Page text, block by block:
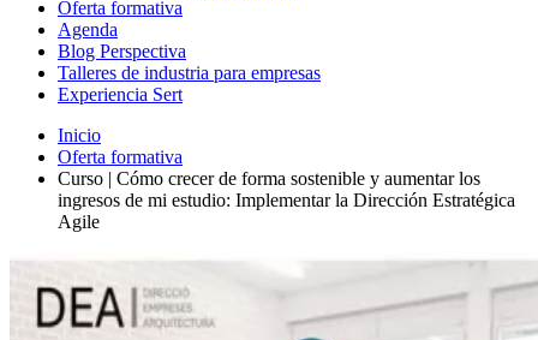
Oferta formativa
Agenda
Blog Perspectiva
Talleres de industria para empresas
Experiencia Sert
Inicio
Oferta formativa
Curso | Cómo crecer de forma sostenible y aumentar los
ingresos de mi estudio: Implementar la Dirección Estratégica
Agile